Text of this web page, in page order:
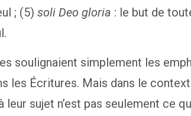
; (5) soli Deo gloria : le but de
soulignaient simplement les
les Écritures. Mais dans le
leur sujet n’est pas seulement ce